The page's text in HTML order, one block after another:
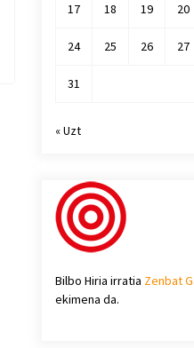
17 18 19 20
24 25 26 27
31
« Uzt
Bilbo Hiria irratia Zenbat
ekimena da.